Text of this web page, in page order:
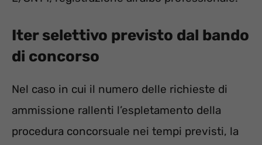
Iter selettivo previsto dal bando
di concorso
Nel caso in cui il numero delle richieste di
ammissione rallenti l’espletamento della
procedura concorsuale nei tempi previsti, la